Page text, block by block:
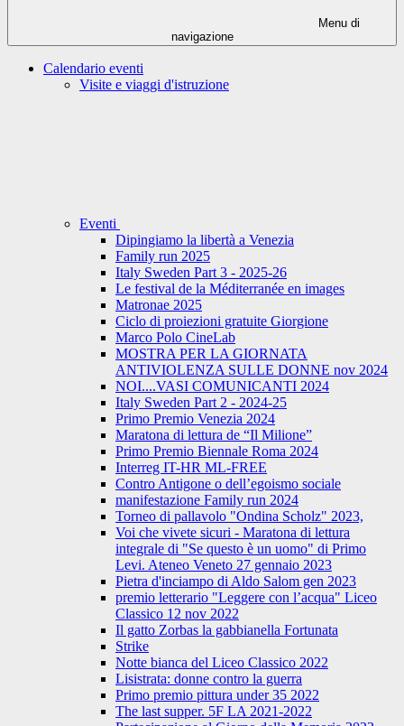
Menu di
navigazione
Calendario eventi
Visite e viaggi d'istruzione
Eventi
Dipingiamo la libertà a Venezia
Family run 2025
Italy Sweden Part 3 - 2025-26
Le festival de la Méditerranée en images
Matronae 2025
Ciclo di proiezioni gratuite Giorgione
Marco Polo CineLab
MOSTRA PER LA GIORNATA
ANTIVIOLENZA SULLE DONNE nov 2024
NOI....VASI COMUNICANTI 2024
Italy Sweden Part 2 - 2024-25
Primo Premio Venezia 2024
Maratona di lettura de “Il Milione”
Primo Premio Biennale Roma 2024
Interreg IT-HR ML-FREE
Contro Antigone o dell’egoismo sociale
manifestazione Family run 2024
Torneo di pallavolo "Ondina Scholz" 2023,
Voi che vivete sicuri - Maratona di lettura
integrale di "Se questo è un uomo" di Primo
Levi. Ateneo Veneto 27 gennaio 2023
Pietra d'inciampo di Aldo Salom gen 2023
premio letterario "Leggere con l’acqua" Liceo
Classico 12 nov 2022
Il gatto Zorbas la gabbianella Fortunata
Strike
Notte bianca del Liceo Classico 2022
Lisistrata: donne contro la guerra
Primo premio pittura under 35 2022
The last supper. 5F LA 2021-2022